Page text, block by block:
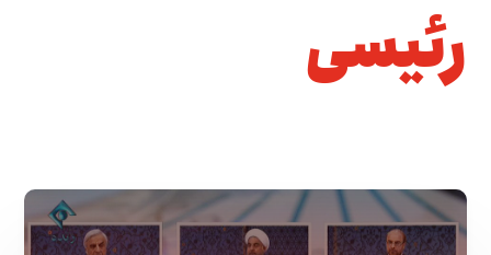
رئیسی